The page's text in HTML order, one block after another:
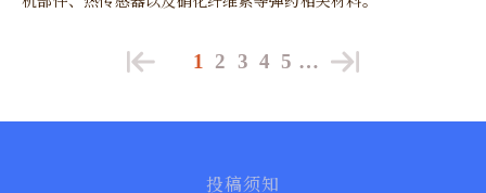
1 2 3 4 5 …
投稿须知